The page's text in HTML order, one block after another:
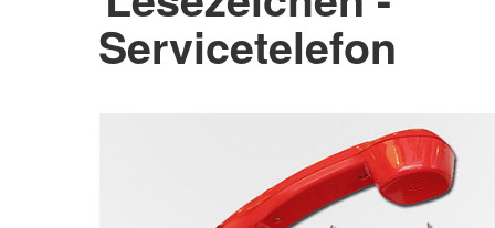
Servicetelefon